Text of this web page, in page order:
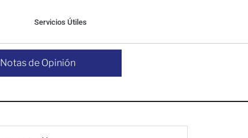
Servicios Útiles
Notas de Opinión